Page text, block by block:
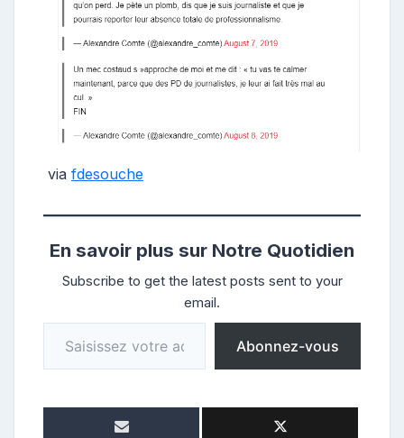
via fdesouche
En savoir plus sur Notre Quotidien
Subscribe to get the latest posts sent to your
email.
Saisissez votre adresse e-mail…
Abonnez-vous